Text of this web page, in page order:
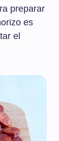
preparar
es
el